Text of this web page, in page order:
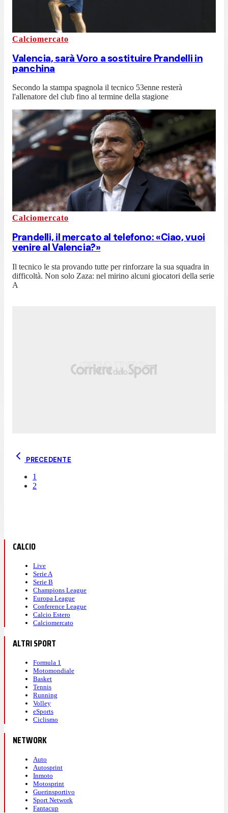
Calciomercato
Valencia, sarà Voro a sostituire Prandelli in
panchina
Secondo la stampa spagnola il tecnico 53enne resterà
l'allenatore del club fino al termine della stagione
Calciomercato
Prandelli, il mercato al telefono: «Ciao, vuoi
venire al Valencia?»
Il tecnico le sta provando tutte per rinforzare la sua squadra in
difficoltà. Non solo Zaza: nel mirino alcuni giocatori della serie
A
PRECEDENTE
1
2
CALCIO
Live
Serie A
Serie B
Champions League
Europa League
Conference League
Calcio Estero
Calciomercato
ALTRI SPORT
Formula 1
Motomondiale
Basket
Tennis
Running
Volley
eSports
Ciclismo
NETWORK
Auto
Autosprint
Inmoto
Motosprint
Guerinsportivo
Sport Network
Fantacup